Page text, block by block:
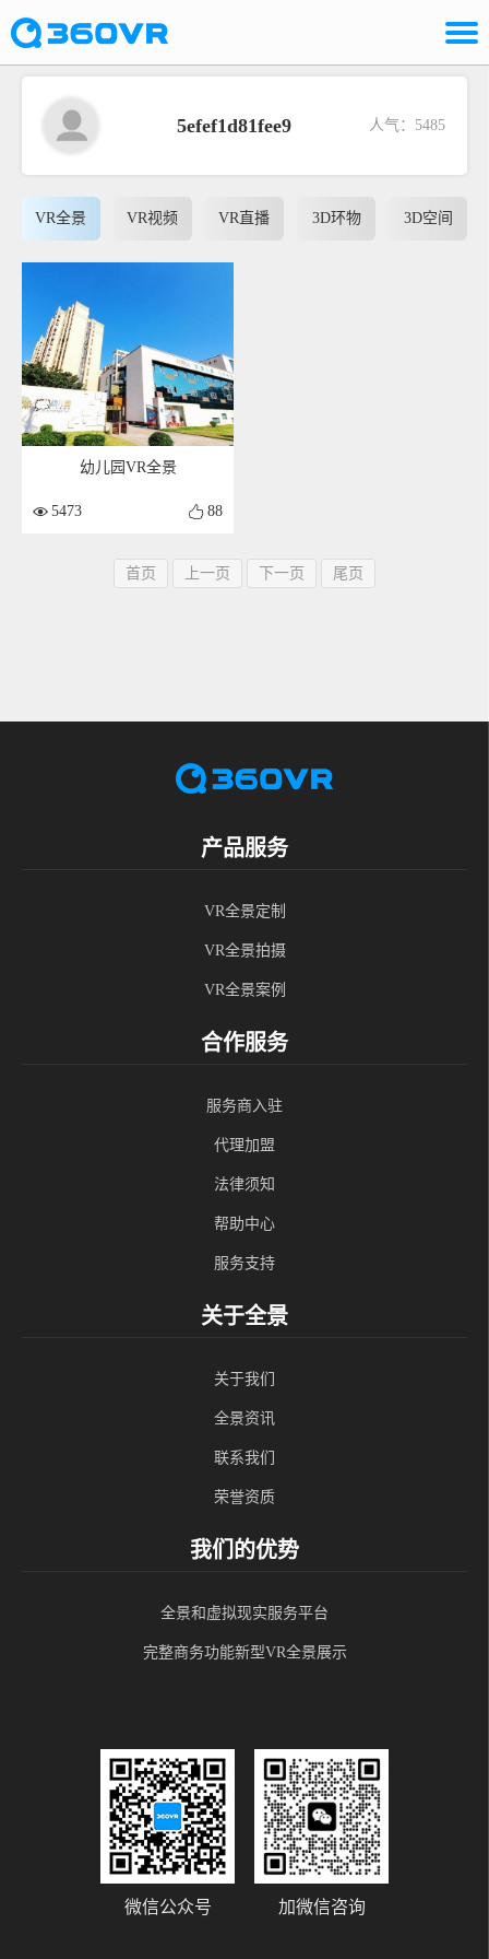
5efef1d81fee9 人气：5485
VR全景 VR视频 VR直播 3D环物 3D空间
幼儿园VR全景
5473 88
首页 上一页 下一页 尾页
产品服务
VR全景定制
VR全景拍摄
VR全景案例
合作服务
服务商入驻
代理加盟
法律须知
帮助中心
服务支持
关于全景
关于我们
全景资讯
联系我们
荣誉资质
我们的优势
全景和虚拟现实服务平台
完整商务功能新型VR全景展示
微信公众号 加微信咨询